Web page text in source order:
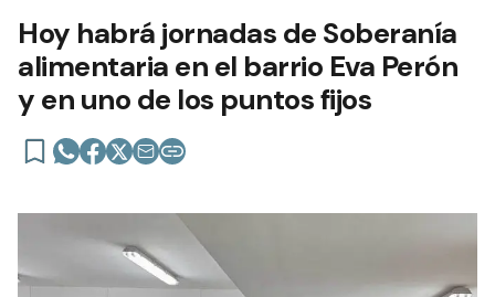
Hoy habrá jornadas de Soberanía
alimentaria en el barrio Eva Perón
y en uno de los puntos fijos